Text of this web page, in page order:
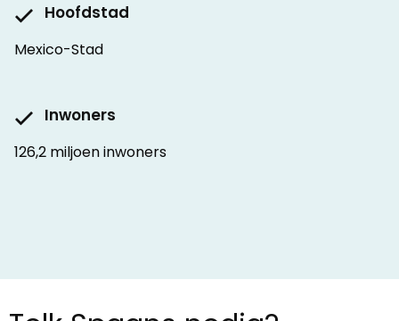
Hoofdstad
Mexico-Stad
Inwoners
126,2 miljoen inwoners